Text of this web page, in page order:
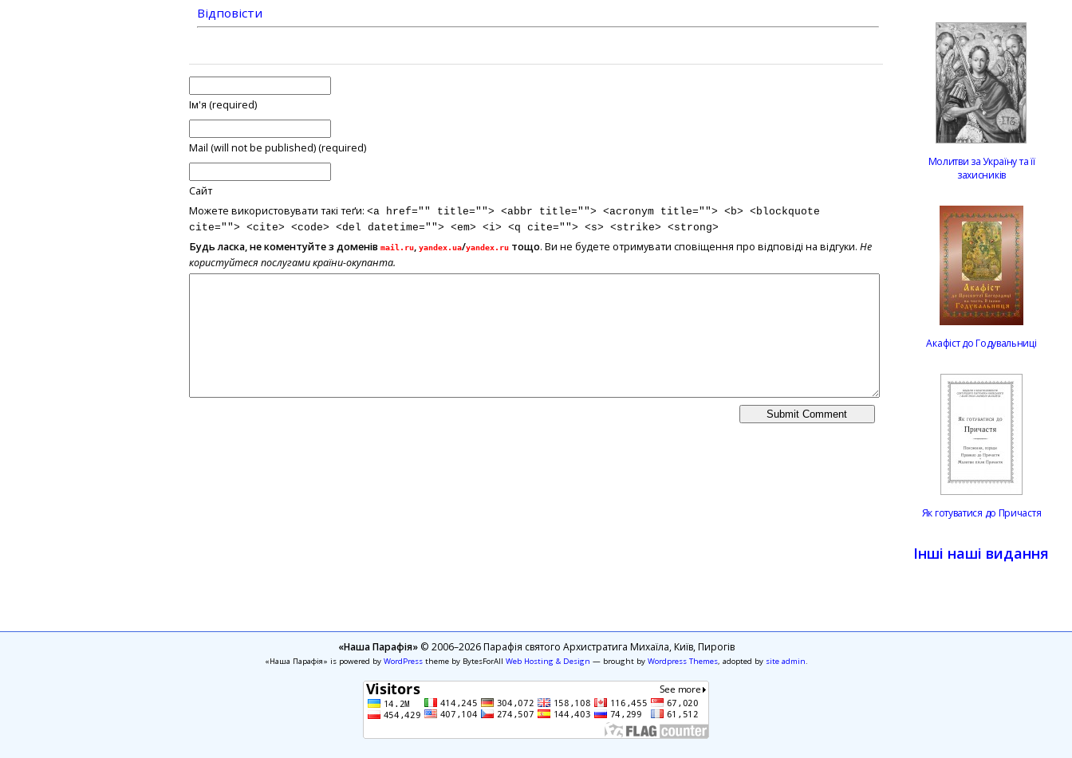
Відповіcти
Ім'я (required)
Mail (will not be published) (required)
Сайт
Можете використовувати такі теґи:<a href="" title=""> <abbr title=""> <acronym title=""> <b> <blockquote
cite=""> <cite> <code> <del datetime=""> <em> <i> <q cite=""> <s> <strike> <strong>
Будь ласка, не коментуйте з доменівmail.ru,yandex.ua/yandex.ru тощо. Ви не будете отримувати сповіщення про відповіді на відгуки.Не
користуйтеся послугами країни-окупанта.
Молитви за Україну та її
захисників
Акафіст до Годувальниці
Як готуватися до Причастя
Інші наші видання
«Наша Парафія»© 2006–2026 Парафія святого Архистратига Михаїла, Київ, Пирогів
«Наша Парафія» is powered by WordPresstheme by BytesForAll Web Hosting & Design — brought by Wordpress Themes, adopted by site admin.